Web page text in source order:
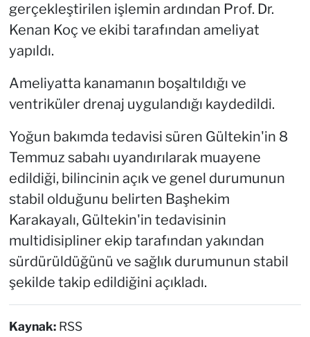
gerçekleştirilen işlemin ardından Prof. Dr.
Kenan Koç ve ekibi tarafından ameliyat
yapıldı.
Ameliyatta kanamanın boşaltıldığı ve
ventriküler drenaj uygulandığı kaydedildi.
Yoğun bakımda tedavisi süren Gültekin'in 8
Temmuz sabahı uyandırılarak muayene
edildiği, bilincinin açık ve genel durumunun
stabil olduğunu belirten Başhekim
Karakayalı, Gültekin'in tedavisinin
multidisipliner ekip tarafından yakından
sürdürüldüğünü ve sağlık durumunun stabil
şekilde takip edildiğini açıkladı.
Kaynak: RSS